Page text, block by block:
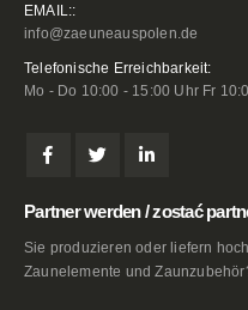
EMAIL::
info@zaeuneauspolen.de
Telefonische Erreichbarkeit:
Mo - Do 10:00 - 15:00 Uhr Fr
Partner werden / zostać
Sie produzieren oder liefern
Zaunelemente und